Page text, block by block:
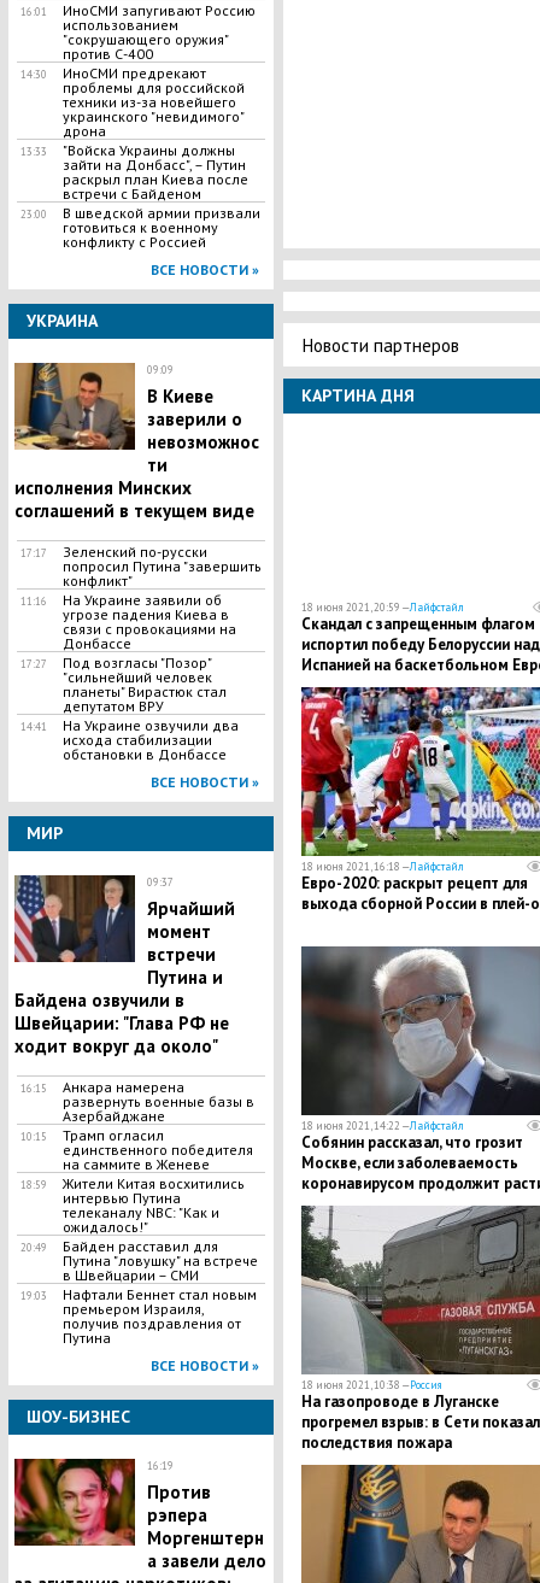
16:01
ИноСМИ запугивают Россию
использованием
"сокрушающего оружия"
против С-400
14:30
ИноСМИ предрекают
проблемы для российской
техники из-за новейшего
украинского "невидимого"
дрона
13:33
"Войска Украины должны
зайти на Донбасс", – Путин
раскрыл план Киева после
встречи с Байденом
23:00
В шведской армии призвали
готовиться к военному
конфликту с Россией
ВСЕ НОВОСТИ »
УКРАИНА
09:09
В Киеве
заверили о
невозможнос
ти
исполнения Минских
соглашений в текущем виде
17:17
Зеленский по-русски
попросил Путина "завершить
конфликт"
11:16
На Украине заявили об
угрозе падения Киева в
связи с провокациями на
Донбассе
17:27
Под возгласы "Позор"
"сильнейший человек
планеты" Вирастюк стал
депутатом ВРУ
14:41
На Украине озвучили два
исхода стабилизации
обстановки в Донбассе
ВСЕ НОВОСТИ »
МИР
09:37
Ярчайший
момент
встречи
Путина и
Байдена озвучили в
Швейцарии: "Глава РФ не
ходит вокруг да около"
16:15
Анкара намерена
развернуть военные базы в
Азербайджане
10:15
Трамп огласил
единственного победителя
на саммите в Женеве
18:59
Жители Китая восхитились
интервью Путина
телеканалу NBC: "Как и
ожидалось!"
20:49
Байден расставил для
Путина "ловушку" на встрече
в Швейцарии – СМИ
19:03
Нафтали Беннет стал новым
премьером Израиля,
получив поздравления от
Путина
ВСЕ НОВОСТИ »
ШОУ-БИЗНЕС
16:19
Против
рэпера
Моргенштерн
а завели дело
Новости партнеров
КАРТИНА ДНЯ
18 июня 2021, 20:59 —Лайфстайл
Скандал с запрещенным флагом
испортил победу Белоруссии над
Испанией на баскетбольном
18 июня 2021, 16:18 —Лайфстайл
Евро-2020: раскрыт рецепт для
выхода сборной России в
18 июня 2021, 14:22 —Лайфстайл
Собянин рассказал, что грозит
Москве, если заболеваемость
коронавирусом продолжит
18 июня 2021, 10:38 —Россия
На газопроводе в Луганске
прогремел взрыв: в Сети
последствия пожара